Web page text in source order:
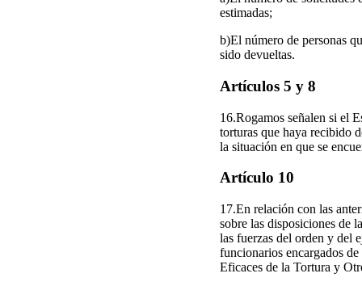
estimadas;
b)El número de personas
sido devueltas.
Artículos 5 y 8
16.Rogamos señalen si el
torturas que haya recibido
la situación en que se
Artículo 10
17.En relación con las
sobre las disposiciones de
las fuerzas del orden y del
funcionarios encargados
Eficaces de la Tortura y